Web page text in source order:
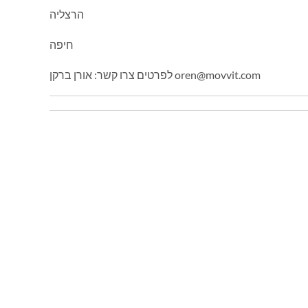
הרצליה
חיפה
לפרטים צרו קשר: אורן ברקן oren@movvit.com